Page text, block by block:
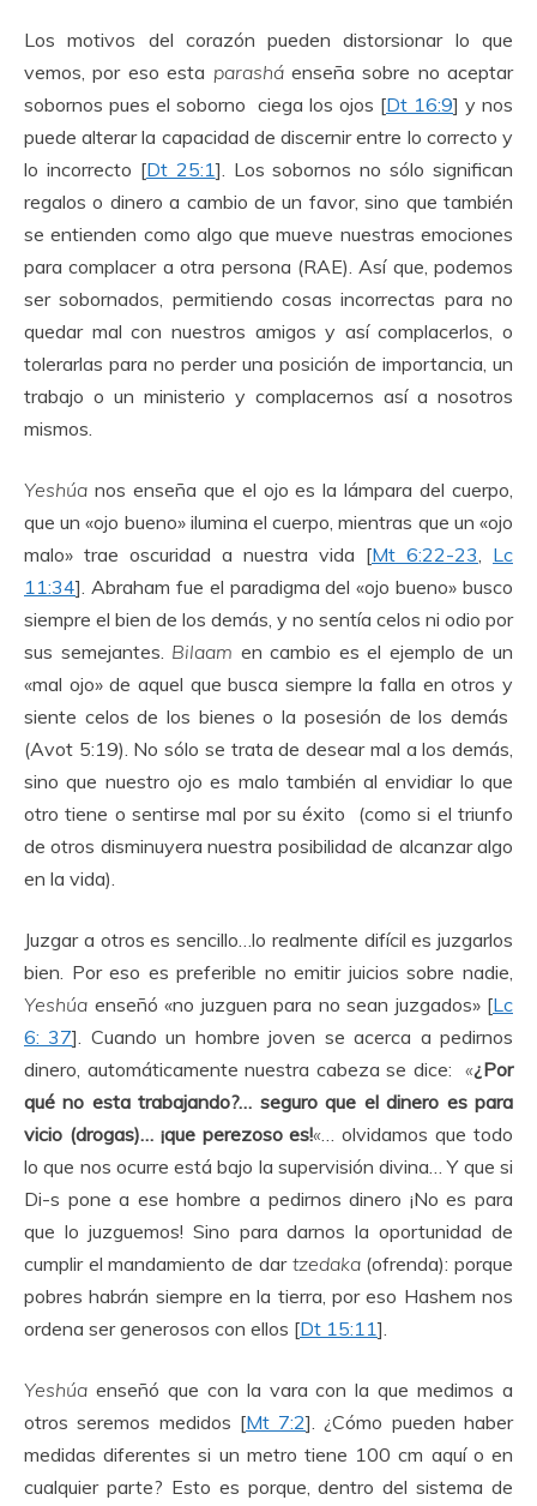
Los motivos del corazón pueden distorsionar lo que
vemos, por eso esta parasháenseña sobre no aceptar
sobornos pues el soborno ciega los ojos [Dt 16:9] y nos
puede alterar la capacidad de discernir entre lo correcto y
lo incorrecto [Dt 25:1]. Los sobornos no sólo significan
regalos o dinero a cambio de un favor, sino que también
se entienden como algo que mueve nuestras emociones
para complacer a otra persona (RAE). Así que, podemos
ser sobornados, permitiendo cosas incorrectas para no
quedar mal con nuestros amigos y así complacerlos, o
tolerarlas para no perder una posición de importancia, un
trabajo o un ministerio y complacernos así a nosotros
mismos.
Yeshúa nos enseña que el ojo es la lámpara del cuerpo,
que un «ojo bueno» ilumina el cuerpo, mientras que un «ojo
malo» trae oscuridad a nuestra vida [Mt 6:22-23, Lc
11:34]. Abraham fue el paradigma del «ojo bueno» busco
siempre el bien de los demás, y no sentía celos ni odio por
sus semejantes. Bilaam en cambio es el ejemplo de un
«mal ojo» de aquel que busca siempre la falla en otros y
siente celos de los bienes o la posesión de los demás
(Avot 5:19). No sólo se trata de desear mal a los demás,
sino que nuestro ojo es malo también al envidiar lo que
otro tiene o sentirse mal por su éxito (como si el triunfo
de otros disminuyera nuestra posibilidad de alcanzar algo
en la vida).
Juzgar a otros es sencillo…lo realmente difícil es juzgarlos
bien. Por eso es preferible no emitir juicios sobre nadie,
Yeshúa enseñó «no juzguen para no sean juzgados» [Lc
6: 37]. Cuando un hombre joven se acerca a pedirnos
dinero, automáticamente nuestra cabeza se dice: «¿Por
qué no esta trabajando?… seguro que el dinero es para
vicio (drogas)… ¡que perezoso es!«… olvidamos que todo
lo que nos ocurre está bajo la supervisión divina… Y que si
Di-s pone a ese hombre a pedirnos dinero ¡No es para
que lo juzguemos! Sino para darnos la oportunidad de
cumplir el mandamiento de dar tzedaka(ofrenda): porque
pobres habrán siempre en la tierra, por eso Hashem nos
ordena ser generosos con ellos [Dt 15:11].
Yeshúa enseñó que con la vara con la que medimos a
otros seremos medidos [Mt 7:2]. ¿Cómo pueden haber
medidas diferentes si un metro tiene 100 cm aquí o en
cualquier parte? Esto es porque, dentro del sistema de